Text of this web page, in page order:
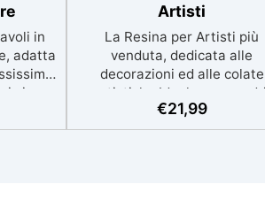
in
adatta
sicure
e
Artisti
La Resina per Artisti più
venduta, dedicata alle
decorazioni ed alle colate
artistiche Ideale per quadri,
rivestimenti, vassoi e anche
piccole creazioni
€21,99